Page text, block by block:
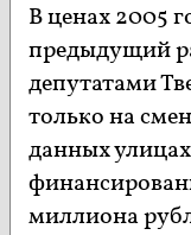
В ценах 2005
предыдущий
депутатами
только на
данных
миллиона